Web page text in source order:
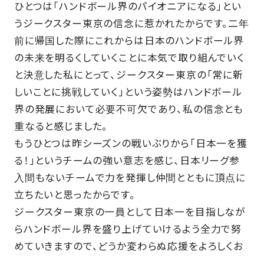
ひとつは「ハンドボール界のパイオニアになる」とい
うジークスター東京の信念に惹かれたからです。二年
前に帰国した際にこれからは日本のハンドボール界
の未来を明るくしていくことに本気で取り組んでいく
と決意した私にとって、ジークスター東京の「常に新
しいことに挑戦していく」という姿勢はハンドボール
界の発展において必要不可欠であり、私の信念とも
重なると感じました。
もうひとつは昨シーズンの戦いぶりから「日本一を獲
る！」というチームの強い意志を感じ、日本リーグ参
入間もないチームで力を発揮し仲間とともに頂点に
立ちたいと思ったからです。
ジークスター東京の一員として日本一を目指しなが
らハンドボール界を盛り上げていけるよう全力で努
めていきますので、どうか変わらぬ応援をよろしくお